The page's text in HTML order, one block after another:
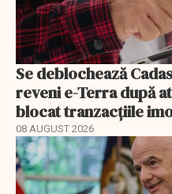
Se deblochează
reveni e-Terra după
blocat tranzacțiile
08 AUGUST 2026